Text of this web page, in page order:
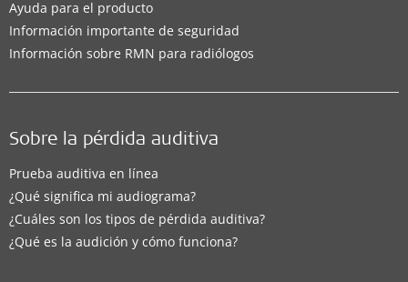
Ayuda para el producto
Información importante de seguridad
Información sobre RMN para radiólogos
Sobre la pérdida auditiva
Prueba auditiva en línea
¿Qué significa mi audiograma?
¿Cuáles son los tipos de pérdida auditiva?
¿Qué es la audición y cómo funciona?